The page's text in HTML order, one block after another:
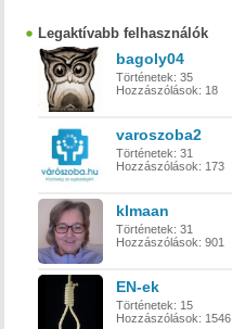
Legaktívabb felhasználók
bagoly04
Történetek: 35
Hozzászólások: 18
varoszoba2
Történetek: 31
Hozzászólások: 173
klmaan
Történetek: 31
Hozzászólások: 901
EN-ek
Történetek: 15
Hozzászólások: 1546